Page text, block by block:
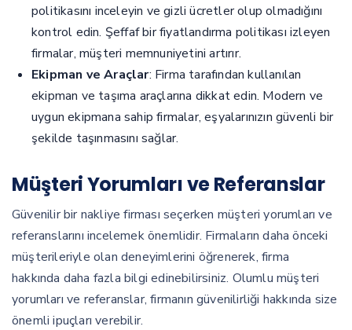
politikasını inceleyin ve gizli ücretler olup olmadığını
kontrol edin. Şeffaf bir fiyatlandırma politikası izleyen
firmalar, müşteri memnuniyetini artırır.
Ekipman ve Araçlar: Firma tarafından kullanılan
ekipman ve taşıma araçlarına dikkat edin. Modern ve
uygun ekipmana sahip firmalar, eşyalarınızın güvenli bir
şekilde taşınmasını sağlar.
Müşteri Yorumları ve Referanslar
Güvenilir bir nakliye firması seçerken müşteri yorumları ve
referanslarını incelemek önemlidir. Firmaların daha önceki
müşterileriyle olan deneyimlerini öğrenerek, firma
hakkında daha fazla bilgi edinebilirsiniz. Olumlu müşteri
yorumları ve referanslar, firmanın güvenilirliği hakkında size
önemli ipuçları verebilir.